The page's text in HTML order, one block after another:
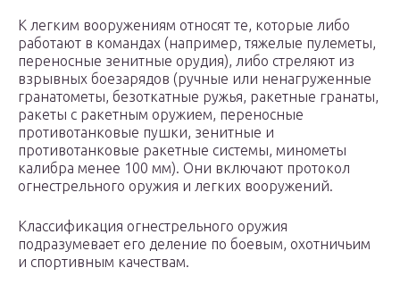
К легким вооружениям относят те, которые либо
работают в командах (например, тяжелые пулеметы,
переносные зенитные орудия), либо стреляют из
взрывных боезарядов (ручные или ненагруженные
гранатометы, безоткатные ружья, ракетные гранаты,
ракеты с ракетным оружием, переносные
противотанковые пушки, зенитные и
противотанковые ракетные системы, минометы
калибра менее 100 мм). Они включают протокол
огнестрельного оружия и легких вооружений.
Классификация огнестрельного оружия
подразумевает его деление по боевым, охотничьим
и спортивным качествам.